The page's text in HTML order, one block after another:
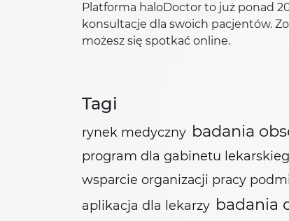
Platforma haloDoctor to już ponad
konsultacje dla swoich pacjentów.
możesz się spotkać online.
Tagi
rynek medyczny badania
program dla gabinetu
wsparcie organizacji pracy
aplikacja dla lekarzy badania